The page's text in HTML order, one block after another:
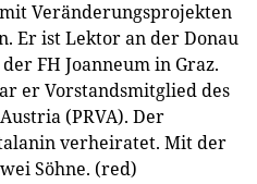
Veränderungsprojekten
Er ist Lektor an der Donau
FH Joanneum in Graz.
er Vorstandsmitglied des
(PRVA). Der
verheiratet. Mit der
Söhne. (red)